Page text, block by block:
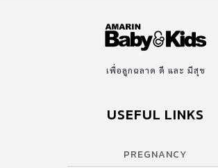
เพื่อลูกฉลาด ดี และ มีสุข
USEFUL LINKS
PREGNANCY